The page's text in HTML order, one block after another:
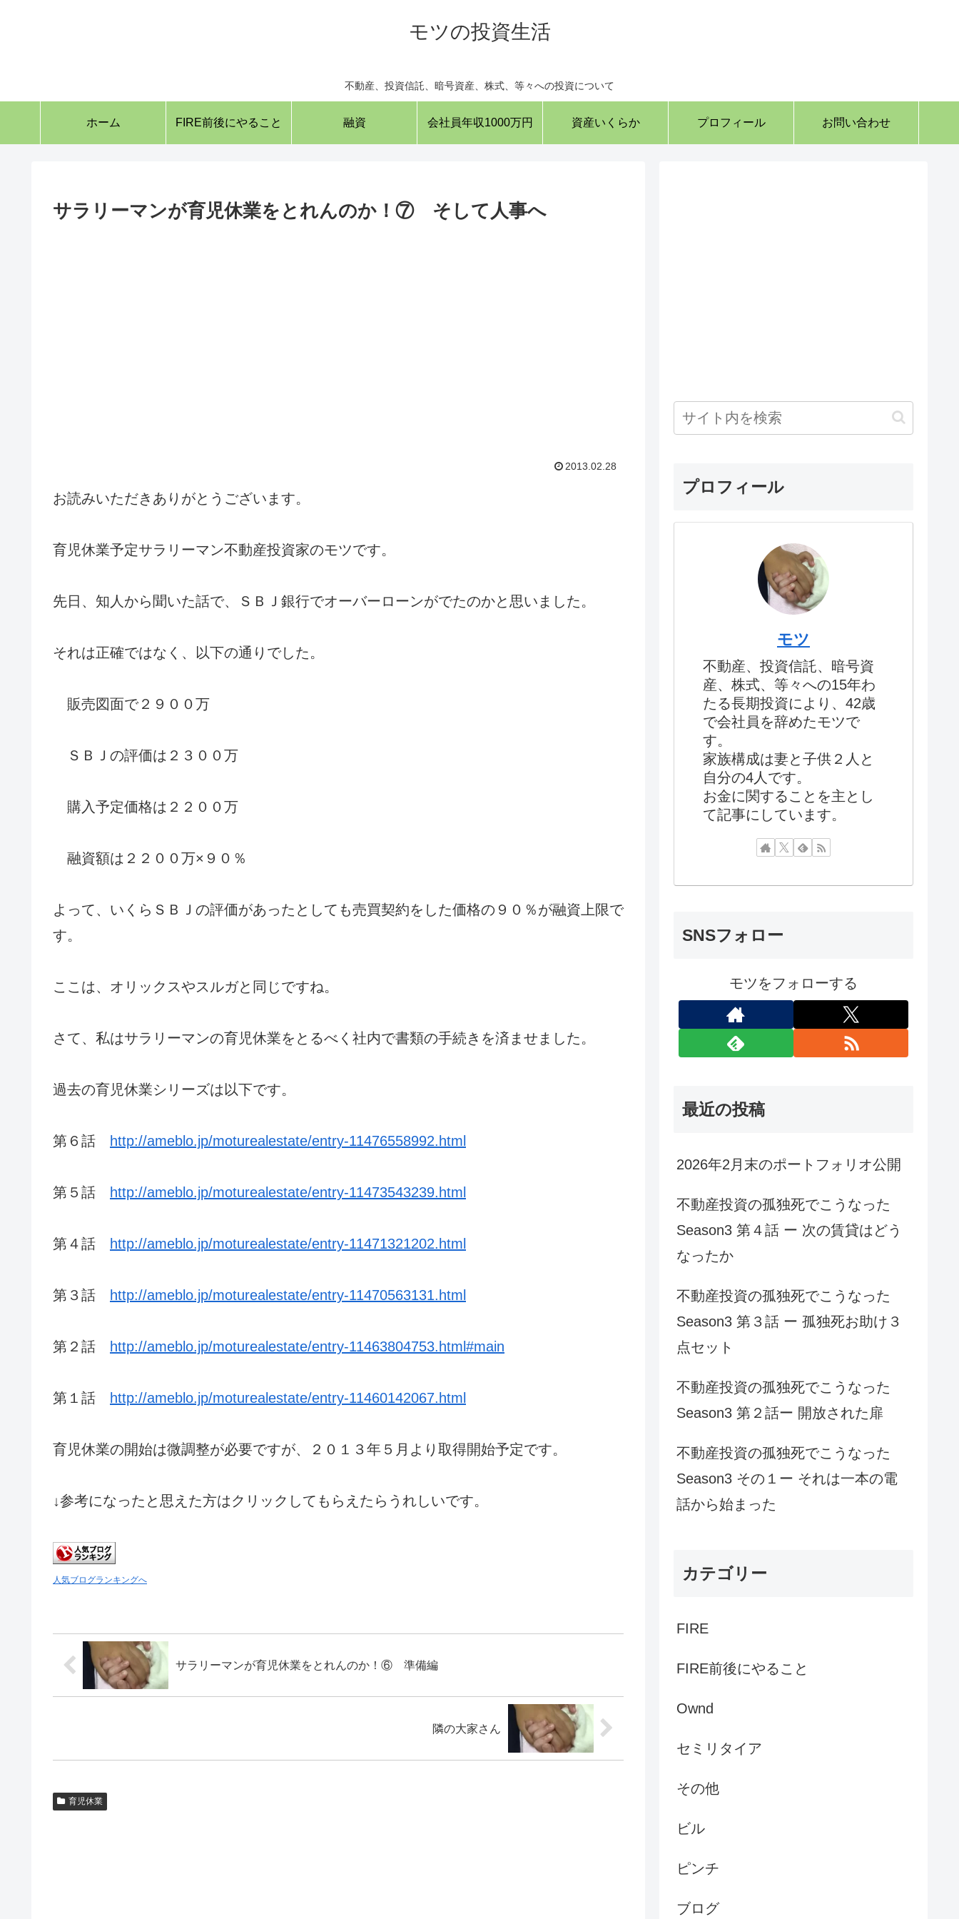
モツの投資生活
不動産、投資信託、暗号資産、株式、等々への投資について
ホーム FIRE前後にやること 融資 会社員年収1000万円 資産いくらか プロフィール お問い合わせ
サラリーマンが育児休業をとれんのか！⑦ そして人事へ
2013.02.28
お読みいただきありがとうございます。
育児休業予定サラリーマン不動産投資家のモツです。
先日、知人から聞いた話で、ＳＢＪ銀行でオーバーローンがでたのかと思いました。
それは正確ではなく、以下の通りでした。
販売図面で２９００万
ＳＢＪの評価は２３００万
購入予定価格は２２００万
融資額は２２００万×９０％
よって、いくらＳＢＪの評価があったとしても売買契約をした価格の９０％が融資上限で
す。
ここは、オリックスやスルガと同じですね。
さて、私はサラリーマンの育児休業をとるべく社内で書類の手続きを済ませました。
過去の育児休業シリーズは以下です。
第６話 http://ameblo.jp/moturealestate/entry-11476558992.html
第５話 http://ameblo.jp/moturealestate/entry-11473543239.html
第４話 http://ameblo.jp/moturealestate/entry-11471321202.html
第３話 http://ameblo.jp/moturealestate/entry-11470563131.html
第２話 http://ameblo.jp/moturealestate/entry-11463804753.html#main
第１話 http://ameblo.jp/moturealestate/entry-11460142067.html
育児休業の開始は微調整が必要ですが、２０１３年５月より取得開始予定です。
↓参考になったと思えた方はクリックしてもらえたらうれしいです。
人気ブログランキングへ
サラリーマンが育児休業をとれんのか！⑥ 準備編
隣の大家さん
育児休業
プロフィール
モツ
不動産、投資信託、暗号資
産、株式、等々への15年わ
たる長期投資により、42歳
で会社員を辞めたモツで
す。
家族構成は妻と子供２人と
自分の4人です。
お金に関することを主とし
て記事にしています。
SNSフォロー
モツをフォローする
最近の投稿
2026年2月末のポートフォリオ公開
不動産投資の孤独死でこうなった
Season3 第４話 ー 次の賃貸はどう
なったか
不動産投資の孤独死でこうなった
Season3 第３話 ー 孤独死お助け３
点セット
不動産投資の孤独死でこうなった
Season3 第２話ー 開放された扉
不動産投資の孤独死でこうなった
Season3 その１ー それは一本の電
話から始まった
カテゴリー
FIRE
FIRE前後にやること
Ownd
セミリタイア
その他
ビル
ピンチ
ブログ